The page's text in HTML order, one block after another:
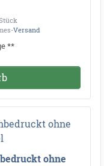
Versand
**
ohne